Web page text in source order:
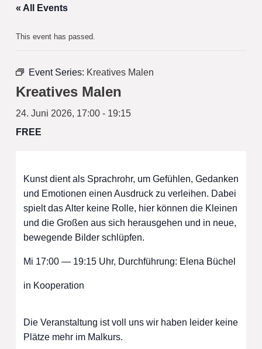
« All Events
This event has passed.
Event Series: Kreatives Malen
Kreatives Malen
24. Juni 2026, 17:00- 19:15
FREE
Kunst dient als Sprachrohr, um Gefühlen, Gedanken
und Emotionen einen Ausdruck zu verleihen. Dabei
spielt das Alter keine Rolle, hier können die Kleinen
und die Großen aus sich herausgehen und in neue,
bewegende Bilder schlüpfen.
Mi 17:00 — 19:15 Uhr, Durchführung: Elena Büchel
in Kooperation
Die Veranstaltung ist voll uns wir haben leider keine
Plätze mehr im Malkurs.